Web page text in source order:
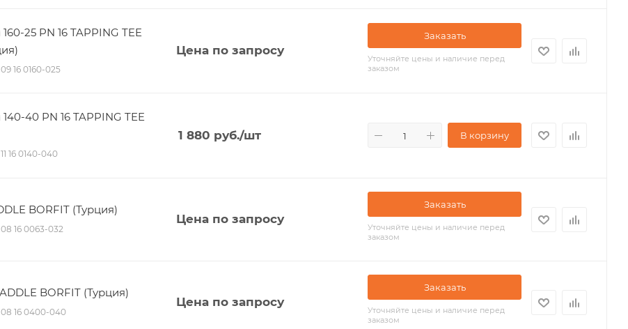
25 PN 16 TAPPING TEE
16 0160-025
Цена по запросу
Заказать
Уточняйте цены и наличие перед
заказом
40 PN 16 TAPPING TEE
16 0140-040
1 880 руб./шт В корзину
BORFIT (Турция)
16 0063-032
Цена по запросу
Заказать
Уточняйте цены и наличие перед
заказом
BORFIT (Турция)
16 0400-040
Цена по запросу
Заказать
Уточняйте цены и наличие перед
заказом